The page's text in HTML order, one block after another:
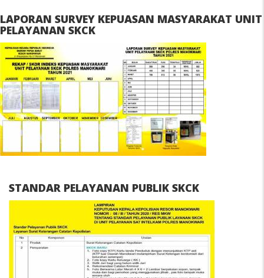
LAPORAN SURVEY KEPUASAN MASYARAKAT UNIT
PELAYANAN SKCK
STANDAR PELAYANAN PUBLIK SKCK